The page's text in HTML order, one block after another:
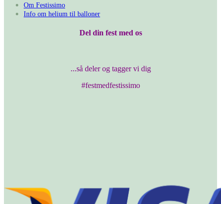
Om Festissimo
Info om helium til balloner
Del din fest med os
...så deler og tagger vi dig
#festmedfestissimo